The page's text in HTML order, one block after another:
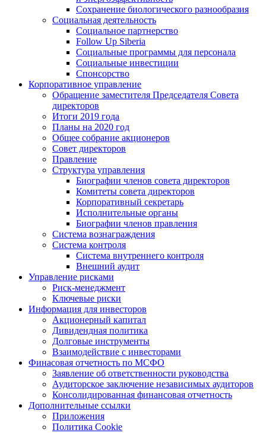
Сохранение биологического разнообразия
Социальная деятельность
Социальное партнерство
Follow Up Siberia
Социальные программы для персонала
Социальные инвестиции
Спонсорство
Корпоративное управление
Обращение заместителя Председателя Совета
директоров
Итоги 2019 года
Планы на 2020 год
Общее собрание акционеров
Совет директоров
Правление
Структура управления
Биографии членов совета директоров
Комитеты совета директоров
Корпоративный секретарь
Исполнительные органы
Биографии членов правления
Система вознаграждения
Система контроля
Система внутреннего контроля
Внешний аудит
Управление рисками
Риск-менеджмент
Ключевые риски
Информация для инвесторов
Акционерный капитал
Дивидендная политика
Долговые инструменты
Взаимодействие с инвеcторами
Финасовая отчетность по МСФО
Заявление об ответственности руководства
Аудиторское заключение независимых аудиторов
Консолидированная финансовая отчетность
Дополнительные ссылки
Приложения
Политика Cookie